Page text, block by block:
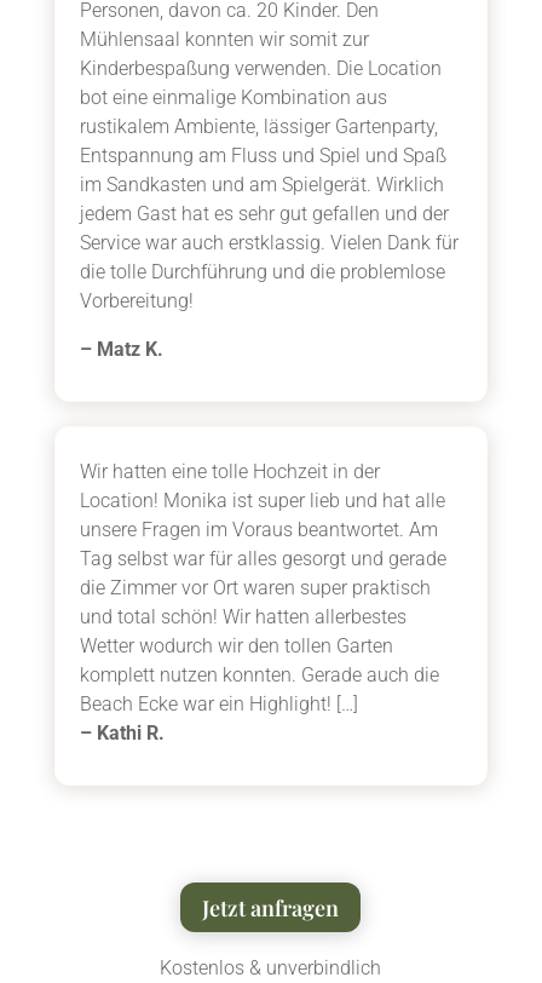
Personen, davon ca. 20 Kinder. Den
Mühlensaal konnten wir somit zur
Kinderbespaßung verwenden. Die Location
bot eine einmalige Kombination aus
rustikalem Ambiente, lässiger Gartenparty,
Entspannung am Fluss und Spiel und Spaß
im Sandkasten und am Spielgerät. Wirklich
jedem Gast hat es sehr gut gefallen und der
Service war auch erstklassig. Vielen Dank für
die tolle Durchführung und die problemlose
Vorbereitung!
– Matz K.
Wir hatten eine tolle Hochzeit in der
Location! Monika ist super lieb und hat alle
unsere Fragen im Voraus beantwortet. Am
Tag selbst war für alles gesorgt und gerade
die Zimmer vor Ort waren super praktisch
und total schön! Wir hatten allerbestes
Wetter wodurch wir den tollen Garten
komplett nutzen konnten. Gerade auch die
Beach Ecke war ein Highlight! […]
– Kathi R.
Jetzt anfragen
Kostenlos & unverbindlich